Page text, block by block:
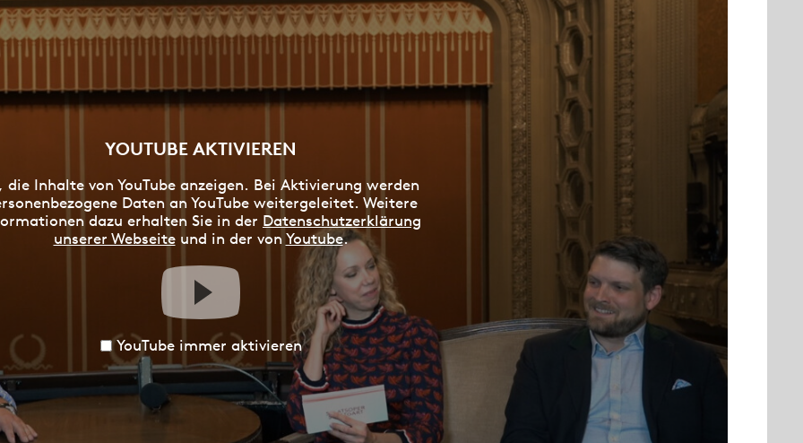
YOUTUBE AKTIVIEREN
die Inhalte von YouTube anzeigen. Bei Aktivierung werden
Daten an YouTube weitergeleitet. Weitere
dazu erhalten Sie in der Datenschutzerklärung
unserer Webseiteund in der von Youtube.
YouTube immer aktivieren